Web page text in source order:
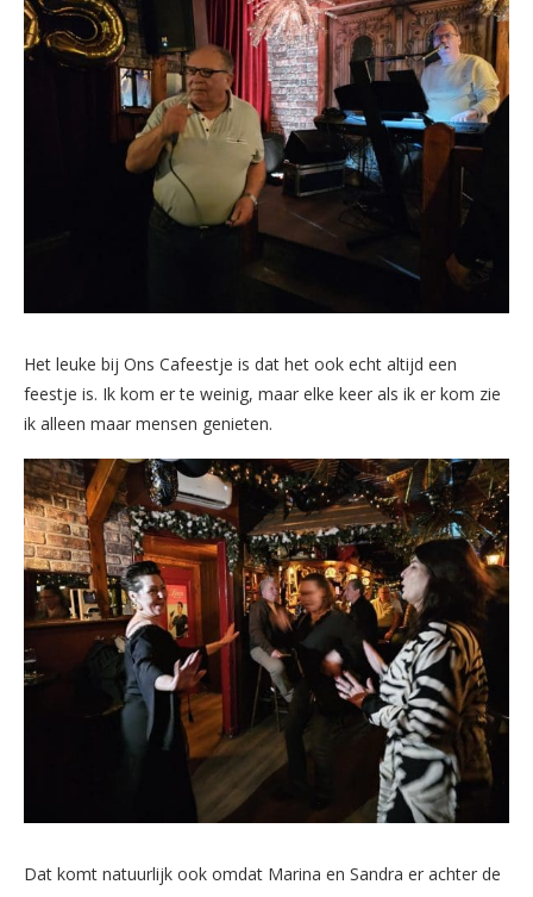
Het leuke bij Ons Cafeestje is dat het ook echt altijd een
feestje is. Ik kom er te weinig, maar elke keer als ik er kom zie
ik alleen maar mensen genieten.
Dat komt natuurlijk ook omdat Marina en Sandra er achter de